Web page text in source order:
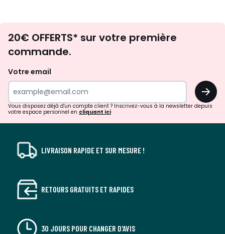
d'inspirations
surprises?
20€ OFFERTS* sur votre première
commande.
Votre email
OK
Vous disposez déjà d'un compte client ? Inscrivez-vous à la newsletter depuis
votre espace personnel en cliquant ici
LIVRAISON RAPIDE ET SUR MESURE !
RETOURS GRATUITS ET RAPIDES
30 JOURS POUR CHANGER D'AVIS